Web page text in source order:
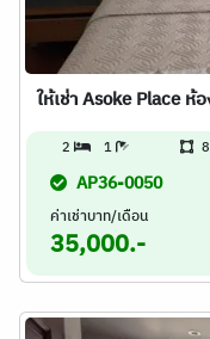
ให้เช่า Asoke Place
2 1
AP36-0050
ค่าเช่าบาท/เดือน
35,000.-